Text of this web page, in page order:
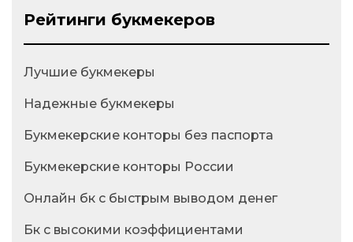
Рейтинги букмекеров
Лучшие букмекеры
Надежные букмекеры
Букмекерские конторы без паспорта
Букмекерские конторы России
Онлайн бк с быстрым выводом денег
Бк с высокими коэффициентами